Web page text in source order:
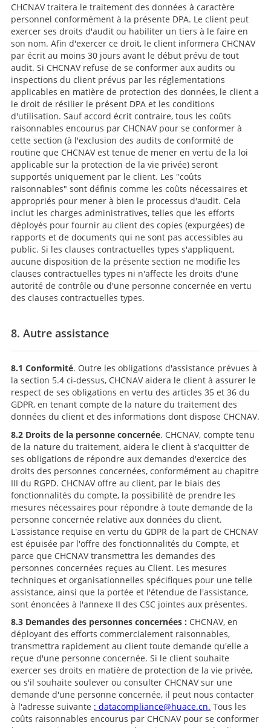
CHCNAV traitera le traitement des données à caractère
personnel conformément à la présente DPA. Le client peut
exercer ses droits d'audit ou habiliter un tiers à le faire en
son nom. Afin d'exercer ce droit, le client informera CHCNAV
par écrit au moins 30 jours avant le début prévu de tout
audit. Si CHCNAV refuse de se conformer aux audits ou
inspections du client prévus par les réglementations
applicables en matière de protection des données, le client a
le droit de résilier le présent DPA et les conditions
d'utilisation. Sauf accord écrit contraire, tous les coûts
raisonnables encourus par CHCNAV pour se conformer à
cette section (à l'exclusion des audits de conformité de
routine que CHCNAV est tenue de mener en vertu de la loi
applicable sur la protection de la vie privée) seront
supportés uniquement par le client. Les "coûts
raisonnables" sont définis comme les coûts nécessaires et
appropriés pour mener à bien le processus d'audit. Cela
inclut les charges administratives, telles que les efforts
déployés pour fournir au client des copies (expurgées) de
rapports et de documents qui ne sont pas accessibles au
public. Si les clauses contractuelles types s'appliquent,
aucune disposition de la présente section ne modifie les
clauses contractuelles types ni n'affecte les droits d'une
autorité de contrôle ou d'une personne concernée en vertu
des clauses contractuelles types.
8. Autre assistance
8.1 Conformité. Outre les obligations d'assistance prévues à
la section 5.4 ci-dessus, CHCNAV aidera le client à assurer le
respect de ses obligations en vertu des articles 35 et 36 du
GDPR, en tenant compte de la nature du traitement des
données du client et des informations dont dispose CHCNAV.
8.2 Droits de la personne concernée. CHCNAV, compte tenu
de la nature du traitement, aidera le client à s'acquitter de
ses obligations de répondre aux demandes d'exercice des
droits des personnes concernées, conformément au chapitre
III du RGPD. CHCNAV offre au client, par le biais des
fonctionnalités du compte, la possibilité de prendre les
mesures nécessaires pour répondre à toute demande de la
personne concernée relative aux données du client.
L'assistance requise en vertu du GDPR de la part de CHCNAV
est épuisée par l'offre des fonctionnalités du Compte, et
parce que CHCNAV transmettra les demandes des
personnes concernées reçues au Client. Les mesures
techniques et organisationnelles spécifiques pour une telle
assistance, ainsi que la portée et l'étendue de l'assistance,
sont énoncées à l'annexe II des CSC jointes aux présentes.
8.3 Demandes des personnes concernées : CHCNAV, en
déployant des efforts commercialement raisonnables,
transmettra rapidement au client toute demande qu'elle a
reçue d'une personne concernée. Si le client souhaite
exercer ses droits en matière de protection de la vie privée,
ou s'il souhaite soulever ou consulter CHCNAV sur une
demande d'une personne concernée, il peut nous contacter
à l'adresse suivante : datacompliance@huace.cn. Tous les
coûts raisonnables encourus par CHCNAV pour se conformer